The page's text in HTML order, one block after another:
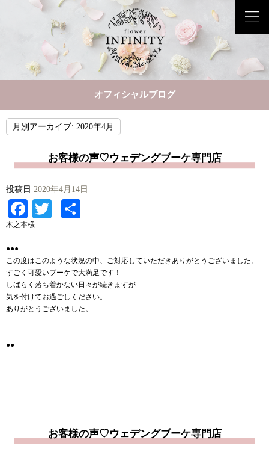
オフィシャルブログ
月別アーカイブ: 2020年4月
お客様の声♡ウェデングブーケ専門店
投稿日 2020年4月14日
Facebook
Twitter
木之本様
●●●
この度はこのような状況の中、ご対応していただきありがとうございました。
すごく可愛いブーケで大満足です！
しばらく落ち着かない日々が続きますが
気を付けてお過ごしください。
ありがとうございました。
●●
お客様の声♡ウェデングブーケ専門店